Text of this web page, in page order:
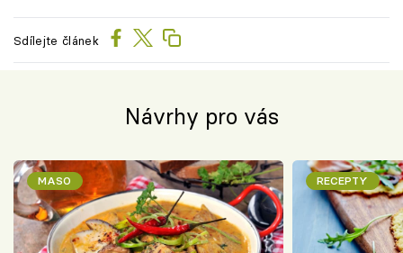
Sdílejte článek
Návrhy pro vás
MASO RECEPTY